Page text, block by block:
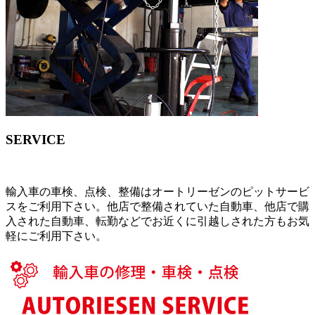
SERVICE
輸入車の車検、点検、整備はオートリーゼンのピットサービ
スをご利用下さい。他店で整備されていた自動車、他店で購
入された自動車、転勤などでお近くに引越しされた方もお気
軽にご利用下さい。